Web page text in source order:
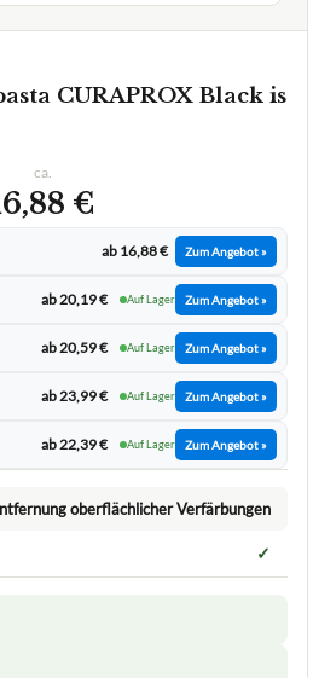
CURAPROX Black is
ca.
€
ab 16,88 € Zum Angebot »
ab 20,19 € Auf Lager Zum Angebot »
ab 20,59 € Auf Lager Zum Angebot »
ab 23,99 € Auf Lager Zum Angebot »
ab 22,39 € Auf Lager Zum Angebot »
oberflächlicher Verfärbungen
✓